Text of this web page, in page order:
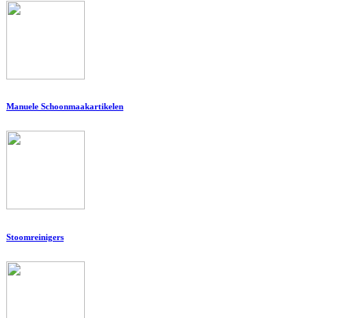
Manuele Schoonmaakartikelen
Stoomreinigers